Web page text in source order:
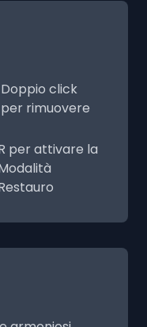
Doppio click
per rimuovere
per attivare la